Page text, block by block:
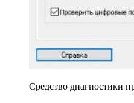
Средство диагностики